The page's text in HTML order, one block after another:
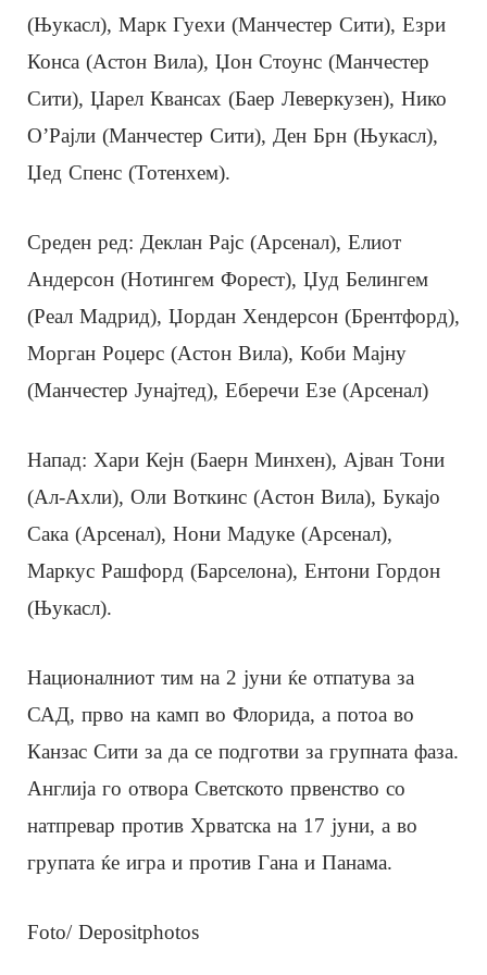
(Њукасл), Марк Гуехи (Манчестер Сити), Езри
Конса (Астон Вила), Џон Стоунс (Манчестер
Сити), Џарел Квансах (Баер Леверкузен), Нико
О’Рајли (Манчестер Сити), Ден Брн (Њукасл),
Џед Спенс (Тотенхем).
Среден ред: Деклан Рајс (Арсенал), Елиот
Андерсон (Нотингем Форест), Џуд Белингем
(Реал Мадрид), Џордан Хендерсон (Брентфорд),
Морган Роџерс (Астон Вила), Коби Мајну
(Манчестер Јунајтед), Еберечи Езе (Арсенал)
Напад: Хари Кејн (Баерн Минхен), Ајван Тони
(Ал-Ахли), Оли Воткинс (Астон Вила), Букајо
Сака (Арсенал), Нони Мадуке (Арсенал),
Маркус Рашфорд (Барселона), Ентони Гордон
(Њукасл).
Националниот тим на 2 јуни ќе отпатува за
САД, прво на камп во Флорида, а потоа во
Канзас Сити за да се подготви за групната фаза.
Англија го отвора Светското првенство со
натпревар против Хрватска на 17 јуни, а во
групата ќе игра и против Гана и Панама.
Foto/ Depositphotos